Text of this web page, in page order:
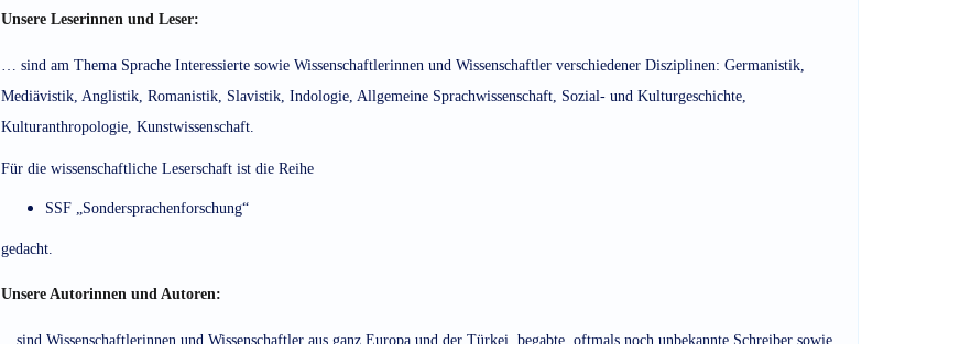
Unsere Leserinnen und Leser:
… sind am Thema Sprache Interessierte sowie Wissenschaftlerinnen und Wissenschaftler verschiedener Disziplinen: Germanistik,
Mediävistik, Anglistik, Romanistik, Slavistik, Indologie, Allgemeine Sprachwissenschaft, Sozial- und Kulturgeschichte,
Kulturanthropologie, Kunstwissenschaft.
Für die wissenschaftliche Leserschaft ist die Reihe
SSF „Sondersprachenforschung“
gedacht.
Unsere Autorinnen und Autoren:
…sind Wissenschaftlerinnen und Wissenschaftler aus ganz Europa und der Türkei, begabte, oftmals noch unbekannte Schreiber sowie